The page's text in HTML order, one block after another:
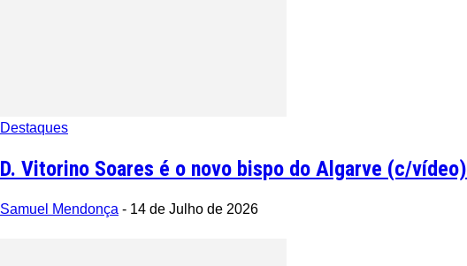
Destaques
D. Vitorino Soares é o novo bispo do Algarve (c/vídeo)
Samuel Mendonça - 14 de Julho de 2026